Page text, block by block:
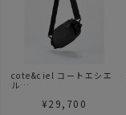
cote&ciel コートエシエ
ル
ネストス スムース ブラ
¥29,700